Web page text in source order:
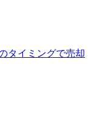
タイミングで売却